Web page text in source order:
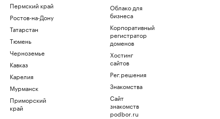
Пермский край
Ростов-на-Дону
Татарстан
Тюмень
Черноземье
Кавказ
Карелия
Мурманск
Приморский
край
Облако для
бизнеса
Корпоративный
регистратор
доменов
Хостинг
сайтов
Рег.решения
Знакомства
Сайт
знакомств
podbor.ru